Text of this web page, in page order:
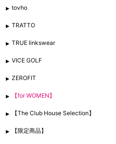
tovho
TRATTO
TRUE linkswear
VICE GOLF
ZEROFIT
【for WOMEN】
【The Club House Selection】
【限定商品】